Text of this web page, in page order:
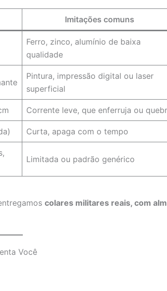
Imitações comuns
Ferro, zinco, alumínio de baixa
qualidade
Pintura, impressão digital ou laser
superficial
Corrente leve, que enferruja ou
Curta, apaga com o tempo
Limitada ou padrão genérico
colares militares reais, com
Você